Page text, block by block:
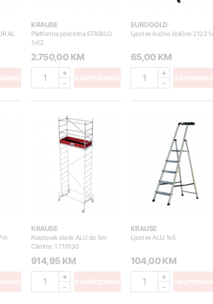
AL
KRAUSE
Platforma pokretna STABILO
1x12
2.750,00 KM
1
+
-
RASPRODANO
EUROGOLD
Ljestve kućne čelične 2123
65,00 KM
1
+
-
KRAUSE
Nastavak skele ALU do 5m
Climtec 1 710130
914,95 KM
1
+
-
RASPRODANO
KRAUSE
Ljestve ALU 1x5
104,00 KM
1
+
-